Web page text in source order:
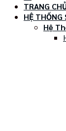
TRANG
HỆ THỐNG
Hệ